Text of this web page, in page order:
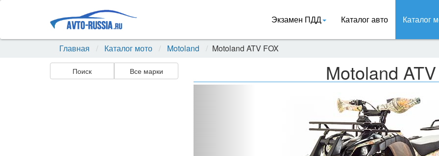
Экзамен ПДД Каталог авто Каталог
Главная Каталог мото Motoland Motoland ATV FOX
Поиск Все марки Motoland